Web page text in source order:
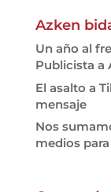
Azken
Un año al
Publicista a
El asalto a
mensaje
Nos
medios